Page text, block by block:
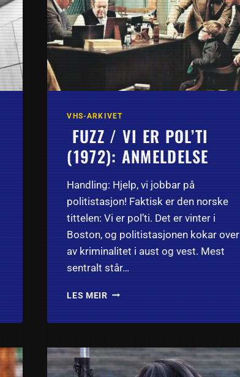
VHS-ARKIVET
FUZZ / VI ER POL’TI
(1972): ANMELDELSE
Handling: Hjelp, vi jobbar på
politistasjon! Faktisk er den norske
tittelen: Vi er pol’ti. Det er vinter i
Boston, og politistasjonen kokar over
av kriminalitet i aust og vest. Mest
sentralt står…
LES MEIRFUZZ
(1972):
ANMELDELSE